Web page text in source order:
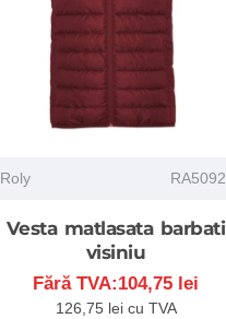
Roly RA5092
Vesta matlasata barbati
visiniu
Fără TVA:104,75 lei
126,75 lei cu TVA